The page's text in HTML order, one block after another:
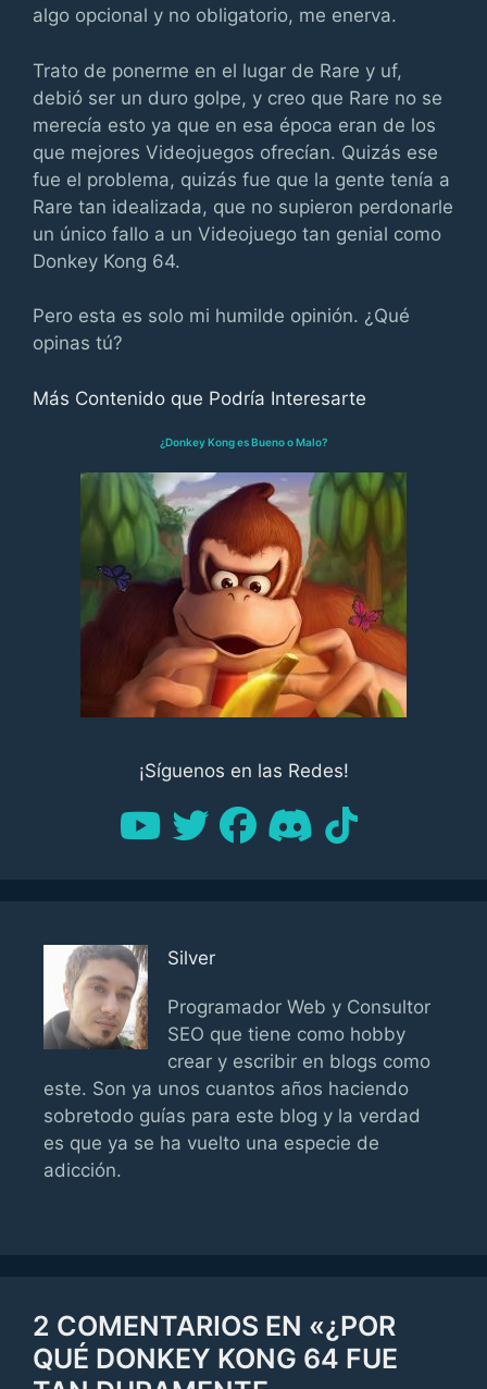
algo opcional y no obligatorio, me enerva.
Trato de ponerme en el lugar de Rare y uf,
debió ser un duro golpe, y creo que Rare no se
merecía esto ya que en esa época eran de los
que mejores Videojuegos ofrecían. Quizás ese
fue el problema, quizás fue que la gente tenía a
Rare tan idealizada, que no supieron perdonarle
un único fallo a un Videojuego tan genial como
Donkey Kong 64.
Pero esta es solo mi humilde opinión. ¿Qué
opinas tú?
Más Contenido que Podría Interesarte
¿Donkey Kong es Bueno o Malo?
¡Síguenos en las Redes!
Silver
Programador Web y Consultor
SEO que tiene como hobby
crear y escribir en blogs como
este. Son ya unos cuantos años haciendo
sobretodo guías para este blog y la verdad
es que ya se ha vuelto una especie de
adicción.
2 COMENTARIOS EN «¿POR
QUÉ DONKEY KONG 64 FUE